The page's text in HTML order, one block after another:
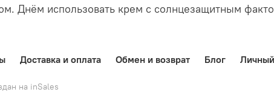
Днём использовать крем с солнцезащитным
Доставка и оплата Обмен и возврат Блог
на inSales